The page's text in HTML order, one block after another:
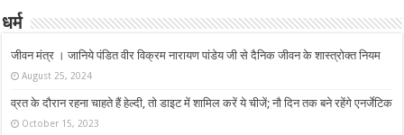
धर्म
जीवन मंत्र । जानिये पंडित वीर विक्रम नारायण पांडेय जी से दैनिक जीवन के शास्त्रोक्त नियम
August 25, 2024
व्रत के दौरान रहना चाहते हैं हेल्दी, तो डाइट में शामिल करें ये चीजें; नौ दिन तक बने रहेंगे एनर्जेटिक
October 15, 2023